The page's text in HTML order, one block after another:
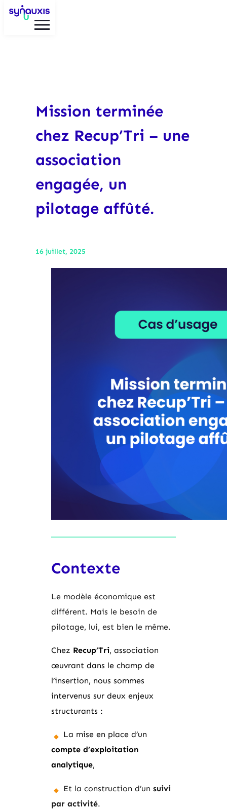
Aller
Mission terminée
chez Recup’Tri – une
association
engagée, un
pilotage affûté.
16 juillet, 2025
Contexte
Le modèle économique est
différent. Mais le besoin de
pilotage, lui, est bien le même.
Chez Recup’Tri, association
œuvrant dans le champ de
l’insertion, nous sommes
intervenus sur deux enjeux
structurants :
La mise en place d’un
compte d’exploitation
analytique,
Et la construction d’un suivi
par activité.